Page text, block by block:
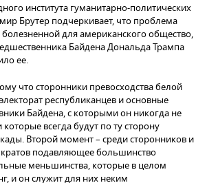
института гуманитарно-политических
Брутер подчеркивает, что проблема
болезненной для американского общество,
Байдена Дональда Трампа
ее.
что сторонники превосходства белой
республиканцев и основные
Байдена, с которыми он никогда не
всегда будут по ту сторону
Второй момент – среди сторонников и
подавляющее большинство
меньшинства, которые в целом
и он служит для них неким